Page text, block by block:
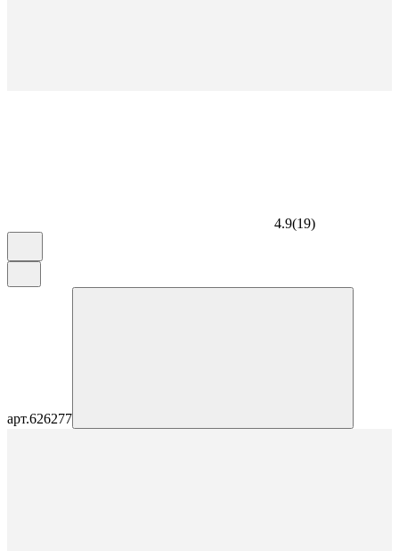
4.9(19)
арт.626277